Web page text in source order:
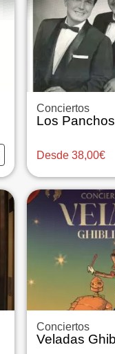
Conciertos
Los Panchos
Desde 38,00€
Conciertos
Veladas